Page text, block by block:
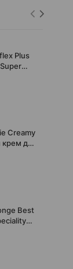
Plus
со
2
Creamy
для
Best
лосося